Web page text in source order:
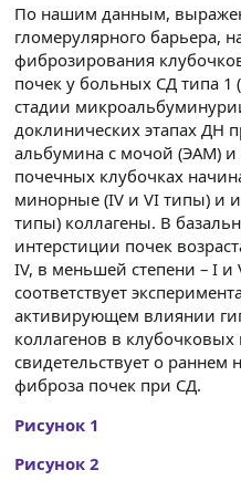
По нашим данным,
гломерулярного барьера,
фиброзирования
почек у больных СД типа 1
стадии
доклинических этапах ДН
альбумина с мочой (ЭАМ)
почечных клубочках
минорные (IV и VI типы) и
типы) коллагены. В
интерстиции почек
IV, в меньшей степени – I и
соответствует
активирующем влиянии
коллагенов в
свидетельствует о
фиброза почек при СД.
Рисунок 1
Рисунок 2